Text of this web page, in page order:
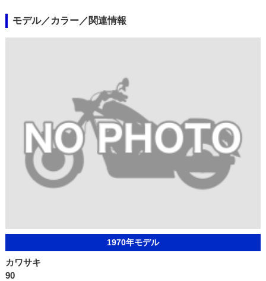
モデル／カラー／関連情報
1970年モデル
カワサキ
90